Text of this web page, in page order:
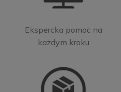
Ekspercka pomoc na
każdym kroku